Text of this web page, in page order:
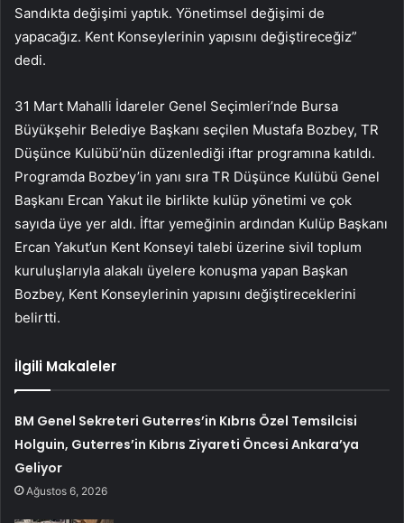
Sandıkta değişimi yaptık. Yönetimsel değişimi de
yapacağız. Kent Konseylerinin yapısını değiştireceğiz”
dedi.
31 Mart Mahalli İdareler Genel Seçimleri’nde Bursa
Büyükşehir Belediye Başkanı seçilen Mustafa Bozbey, TR
Düşünce Kulübü’nün düzenlediği iftar programına katıldı.
Programda Bozbey’in yanı sıra TR Düşünce Kulübü Genel
Başkanı Ercan Yakut ile birlikte kulüp yönetimi ve çok
sayıda üye yer aldı. İftar yemeğinin ardından Kulüp Başkanı
Ercan Yakut’un Kent Konseyi talebi üzerine sivil toplum
kuruluşlarıyla alakalı üyelere konuşma yapan Başkan
Bozbey, Kent Konseylerinin yapısını değiştireceklerini
belirtti.
İlgili Makaleler
BM Genel Sekreteri Guterres’in Kıbrıs Özel Temsilcisi
Holguin, Guterres’in Kıbrıs Ziyareti Öncesi Ankara’ya
Geliyor
Ağustos 6, 2026